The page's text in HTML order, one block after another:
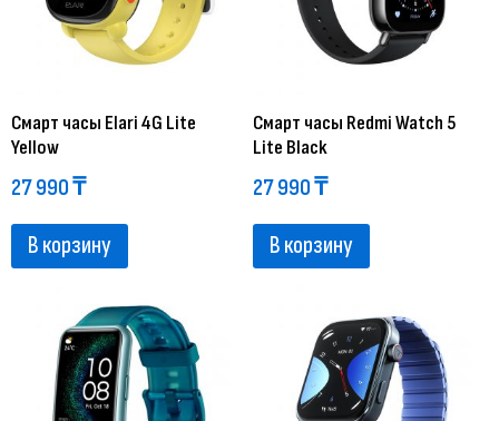
Смарт часы Elari 4G Lite
Yellow
27 990₸
В корзину
Смарт часы Redmi Watch 5
Lite Black
27 990₸
В корзину